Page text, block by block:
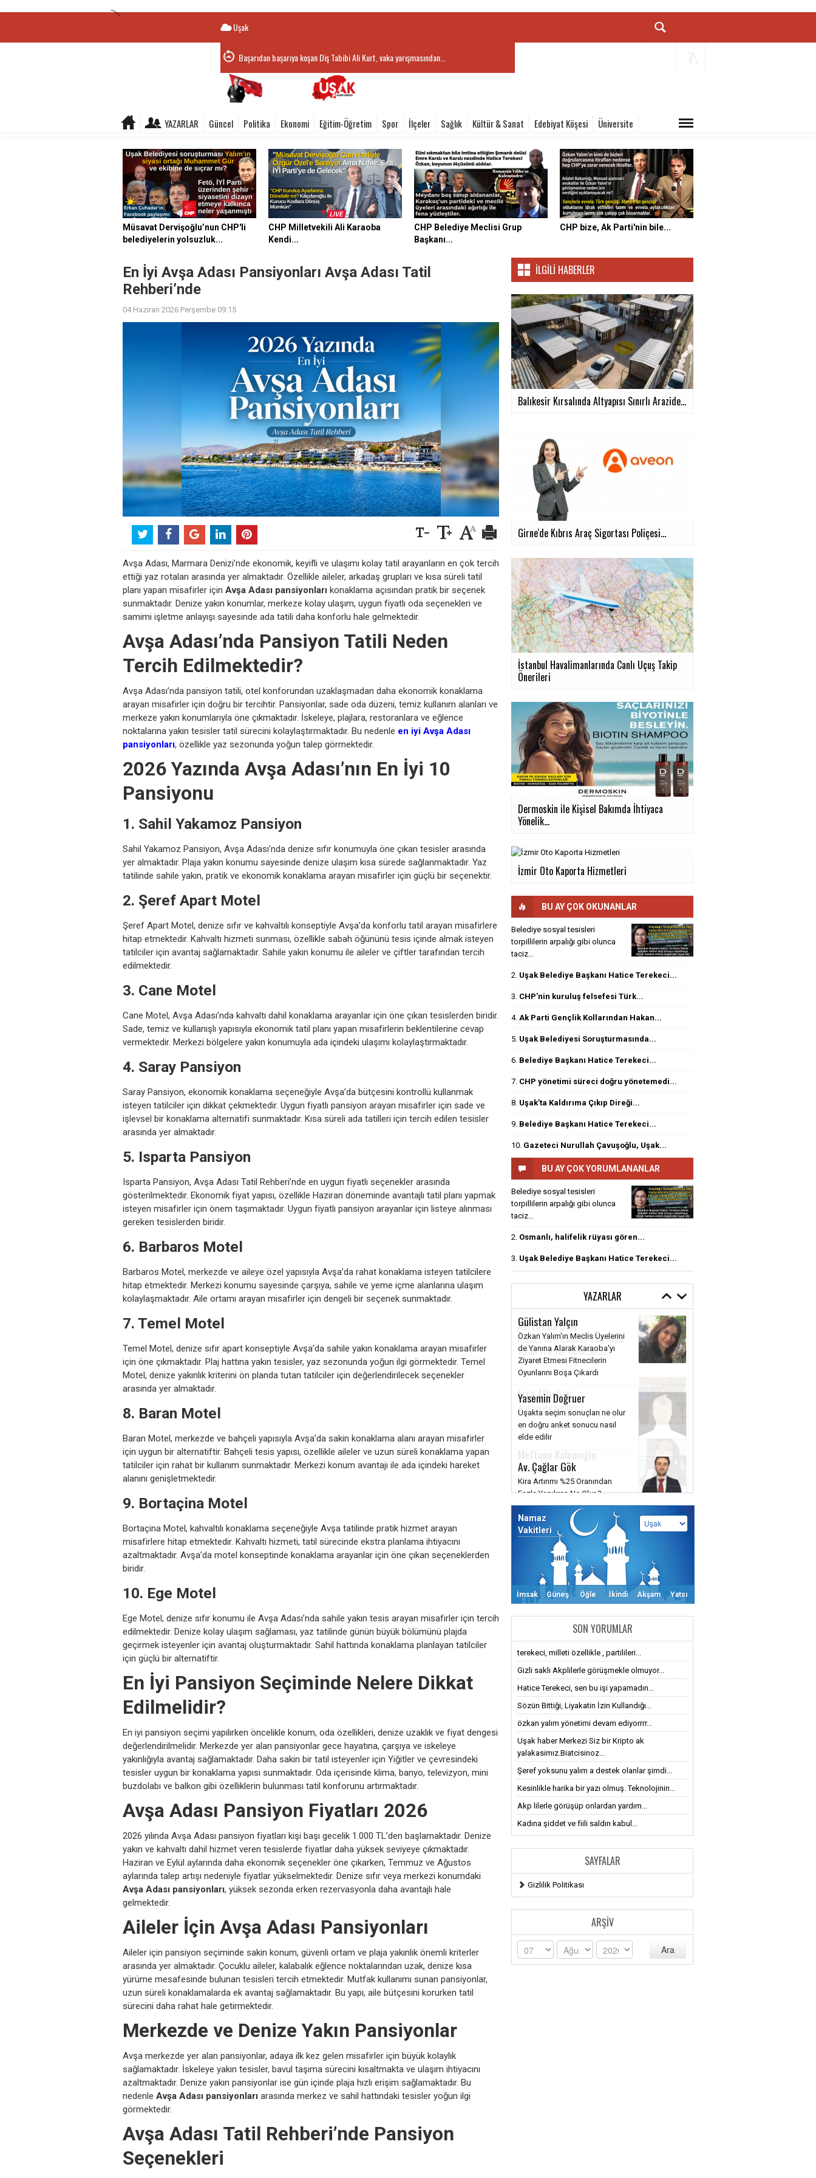
Uşak
Uşak Belediye Başkanı Hatice Terekeci Özkan'dan beklenen, bunca...
YAZARLAR Güncel Politika Ekonomi Eğitim-Öğretim Spor İlçeler Sağlık Kültür & Sanat Edebiyat Köşesi Üniversite
Müsavat Dervişoğlu’nun CHP'li
belediyelerin yolsuzluk...
CHP Milletvekili Ali Karaoba
Kendi...
CHP Belediye Meclisi Grup
Başkanı...
CHP bize, Ak Parti'nin bile...
En İyi Avşa Adası Pansiyonları Avşa Adası Tatil
Rehberi’nde
04 Haziran 2026 Perşembe 09:15
Avşa Adası, Marmara Denizi’nde ekonomik, keyifli ve ulaşımı kolay tatil arayanların en çok tercih
ettiği yaz rotaları arasında yer almaktadır. Özellikle aileler, arkadaş grupları ve kısa süreli tatil
planı yapan misafirler için Avşa Adası pansiyonları konaklama açısından pratik bir seçenek
sunmaktadır. Denize yakın konumlar, merkeze kolay ulaşım, uygun fiyatlı oda seçenekleri ve
samimi işletme anlayışı sayesinde ada tatili daha konforlu hale gelmektedir.
Avşa Adası’nda Pansiyon Tatili Neden
Tercih Edilmektedir?
Avşa Adası’nda pansiyon tatili, otel konforundan uzaklaşmadan daha ekonomik konaklama
arayan misafirler için doğru bir tercihtir. Pansiyonlar, sade oda düzeni, temiz kullanım alanları ve
merkeze yakın konumlarıyla öne çıkmaktadır. İskeleye, plajlara, restoranlara ve eğlence
noktalarına yakın tesisler tatil sürecini kolaylaştırmaktadır. Bu nedenle en iyi Avşa Adası
pansiyonları, özellikle yaz sezonunda yoğun talep görmektedir.
2026 Yazında Avşa Adası’nın En İyi 10
Pansiyonu
1. Sahil Yakamoz Pansiyon
Sahil Yakamoz Pansiyon, Avşa Adası’nda denize sıfır konumuyla öne çıkan tesisler arasında
yer almaktadır. Plaja yakın konumu sayesinde denize ulaşım kısa sürede sağlanmaktadır. Yaz
tatilinde sahile yakın, pratik ve ekonomik konaklama arayan misafirler için güçlü bir seçenektir.
2. Şeref Apart Motel
Şeref Apart Motel, denize sıfır ve kahvaltılı konseptiyle Avşa’da konforlu tatil arayan misafirlere
hitap etmektedir. Kahvaltı hizmeti sunması, özellikle sabah öğününü tesis içinde almak isteyen
tatilciler için avantaj sağlamaktadır. Sahile yakın konumu ile aileler ve çiftler tarafından tercih
edilmektedir.
3. Cane Motel
Cane Motel, Avşa Adası’nda kahvaltı dahil konaklama arayanlar için öne çıkan tesislerden biridir.
Sade, temiz ve kullanışlı yapısıyla ekonomik tatil planı yapan misafirlerin beklentilerine cevap
vermektedir. Merkezi bölgelere yakın konumuyla ada içindeki ulaşımı kolaylaştırmaktadır.
4. Saray Pansiyon
Saray Pansiyon, ekonomik konaklama seçeneğiyle Avşa’da bütçesini kontrollü kullanmak
isteyen tatilciler için dikkat çekmektedir. Uygun fiyatlı pansiyon arayan misafirler için sade ve
işlevsel bir konaklama alternatifi sunmaktadır. Kısa süreli ada tatilleri için tercih edilen tesisler
arasında yer almaktadır.
5. Isparta Pansiyon
Isparta Pansiyon, Avşa Adası Tatil Rehberi’nde en uygun fiyatlı seçenekler arasında
gösterilmektedir. Ekonomik fiyat yapısı, özellikle Haziran döneminde avantajlı tatil planı yapmak
isteyen misafirler için önem taşımaktadır. Uygun fiyatlı pansiyon arayanlar için listeye alınması
gereken tesislerden biridir.
6. Barbaros Motel
Barbaros Motel, merkezde ve aileye özel yapısıyla Avşa’da rahat konaklama isteyen tatilcilere
hitap etmektedir. Merkezi konumu sayesinde çarşıya, sahile ve yeme içme alanlarına ulaşım
kolaylaşmaktadır. Aile ortamı arayan misafirler için dengeli bir seçenek sunmaktadır.
7. Temel Motel
Temel Motel, denize sıfır apart konseptiyle Avşa’da sahile yakın konaklama arayan misafirler
için öne çıkmaktadır. Plaj hattına yakın tesisler, yaz sezonunda yoğun ilgi görmektedir. Temel
Motel, denize yakınlık kriterini ön planda tutan tatilciler için değerlendirilecek seçenekler
arasında yer almaktadır.
8. Baran Motel
Baran Motel, merkezde ve bahçeli yapısıyla Avşa’da sakin konaklama alanı arayan misafirler
için uygun bir alternatiftir. Bahçeli tesis yapısı, özellikle aileler ve uzun süreli konaklama yapan
tatilciler için rahat bir kullanım sunmaktadır. Merkezi konum avantajı ile ada içindeki hareket
alanını genişletmektedir.
9. Bortaçina Motel
Bortaçina Motel, kahvaltılı konaklama seçeneğiyle Avşa tatilinde pratik hizmet arayan
misafirlere hitap etmektedir. Kahvaltı hizmeti, tatil sürecinde ekstra planlama ihtiyacını
azaltmaktadır. Avşa’da motel konseptinde konaklama arayanlar için öne çıkan seçeneklerden
biridir.
10. Ege Motel
Ege Motel, denize sıfır konumu ile Avşa Adası’nda sahile yakın tesis arayan misafirler için tercih
edilmektedir. Denize kolay ulaşım sağlaması, yaz tatilinde günün büyük bölümünü plajda
geçirmek isteyenler için avantaj oluşturmaktadır. Sahil hattında konaklama planlayan tatilciler
için güçlü bir alternatiftir.
En İyi Pansiyon Seçiminde Nelere Dikkat
Edilmelidir?
En iyi pansiyon seçimi yapılırken öncelikle konum, oda özellikleri, denize uzaklık ve fiyat dengesi
değerlendirilmelidir. Merkezde yer alan pansiyonlar gece hayatına, çarşıya ve iskeleye
yakınlığıyla avantaj sağlamaktadır. Daha sakin bir tatil isteyenler için Yiğitler ve çevresindeki
tesisler uygun bir konaklama yapısı sunmaktadır. Oda içerisinde klima, banyo, televizyon, mini
buzdolabı ve balkon gibi özelliklerin bulunması tatil konforunu artırmaktadır.
Avşa Adası Pansiyon Fiyatları 2026
2026 yılında Avşa Adası pansiyon fiyatları kişi başı gecelik 1.000 TL’den başlamaktadır. Denize
yakın ve kahvaltı dahil hizmet veren tesislerde fiyatlar daha yüksek seviyeye çıkmaktadır.
Haziran ve Eylül aylarında daha ekonomik seçenekler öne çıkarken, Temmuz ve Ağustos
aylarında talep artışı nedeniyle fiyatlar yükselmektedir. Denize sıfır veya merkezi konumdaki
Avşa Adası pansiyonları, yüksek sezonda erken rezervasyonla daha avantajlı hale
gelmektedir.
Aileler İçin Avşa Adası Pansiyonları
Aileler için pansiyon seçiminde sakin konum, güvenli ortam ve plaja yakınlık önemli kriterler
arasında yer almaktadır. Çocuklu aileler, kalabalık eğlence noktalarından uzak, denize kısa
yürüme mesafesinde bulunan tesisleri tercih etmektedir. Mutfak kullanımı sunan pansiyonlar,
uzun süreli konaklamalarda ek avantaj sağlamaktadır. Bu yapı, aile bütçesini korurken tatil
sürecini daha rahat hale getirmektedir.
Merkezde ve Denize Yakın Pansiyonlar
Avşa merkezde yer alan pansiyonlar, adaya ilk kez gelen misafirler için büyük kolaylık
sağlamaktadır. İskeleye yakın tesisler, bavul taşıma sürecini kısaltmakta ve ulaşım ihtiyacını
azaltmaktadır. Denize yakın pansiyonlar ise gün içinde plaja hızlı erişim sağlamaktadır. Bu
nedenle Avşa Adası pansiyonları arasında merkez ve sahil hattındaki tesisler yoğun ilgi
görmektedir.
Avşa Adası Tatil Rehberi’nde Pansiyon
Seçenekleri
İLGILI HABERLER
Balıkesir Kırsalında Altyapısı Sınırlı Arazide...
Girne'de Kıbrıs Araç Sigortası Poliçesi...
İstanbul Havalimanlarında Canlı Uçuş Takip
Önerileri
Dermoskin ile Kişisel Bakımda İhtiyaca
Yönelik...
İzmir Oto Kaporta Hizmetleri
BU AY ÇOK OKUNANLAR
Belediye sosyal tesisleri
torpillilerin arpalığı gibi olunca
taciz...
2. Uşak Belediye Başkanı Hatice Terekeci...
3. CHP'nin kuruluş felsefesi Türk...
4. Ak Parti Gençlik Kollarından Hakan...
5. Uşak Belediyesi Soruşturmasında...
6. Belediye Başkanı Hatice Terekeci...
7. CHP yönetimi süreci doğru yönetemedi...
8. Uşak’ta Kaldırıma Çıkıp Direği...
9. Belediye Başkanı Hatice Terekeci...
10. Gazeteci Nurullah Çavuşoğlu, Uşak...
BU AY ÇOK YORUMLANANLAR
Belediye sosyal tesisleri
torpillilerin arpalığı gibi olunca
taciz...
2. Osmanlı, halifelik rüyası gören...
3. Uşak Belediye Başkanı Hatice Terekeci...
YAZARLAR
Av. Fatma Ural
RİSKLİ YAPI KARARI VAR AMA
YIKIM YOK NE YAPACAĞIZ?
Esra Altınbaş
Anksiyete Nedir?
Meftune Kalemoğlu
Millet sensin!
Namaz
Vakitleri
İmsak Güneş Öğle İkindi Akşam Yatsı
SON YORUMLAR
terekeci, milleti özellikle , partilileri...
Gizli saklı Akplilerle görüşmekle olmuyor...
Hatice Terekeci, sen bu işi yapamadın...
Sözün Bittiği, Liyakatin İzin Kullandığı...
özkan yalım yönetimi devam ediyorrrr...
Uşak haber Merkezi Siz bir Kripto ak
yalakasimız.Biatcisinoz...
Şeref yoksunu yalım a destek olanlar şimdi...
Kesinlikle harika bir yazı olmuş. Teknolojinin...
Akp lilerle görüşüp onlardan yardım...
Kadına şiddet ve fiili saldırı kabul...
SAYFALAR
Gizlilik Politikası
ARŞIV
Ara